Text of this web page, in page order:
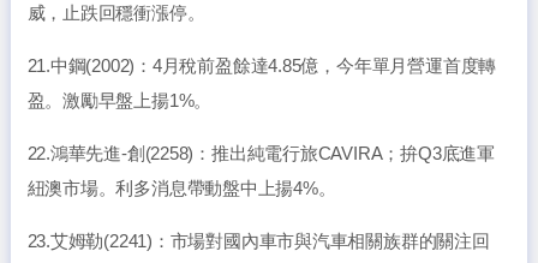
威，止跌回穩衝漲停。
21.中鋼(2002)：4月稅前盈餘達4.85億，今年單月營運首度轉
盈。激勵早盤上揚1%。
22.鴻華先進-創(2258)：推出純電行旅CAVIRA；拚Q3底進軍
紐澳市場。利多消息帶動盤中上揚4%。
23.艾姆勒(2241)：市場對國內車市與汽車相關族群的關注回